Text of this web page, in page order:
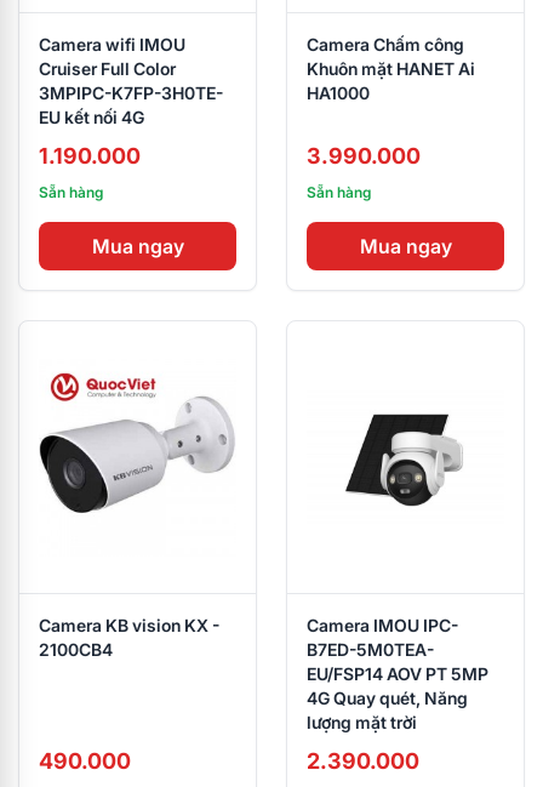
Camera wifi IMOU
Cruiser Full Color
3MPIPC-K7FP-3H0TE-
EU kết nối 4G
1.190.000
Sẵn hàng
Mua ngay
Camera Chấm công
Khuôn mặt HANET Ai
HA1000
3.990.000
Sẵn hàng
Mua ngay
Camera KB vision KX -
2100CB4
490.000
Camera IMOU IPC-
B7ED-5M0TEA-
EU/FSP14 AOV PT 5MP
4G Quay quét, Năng
lượng mặt trời
2.390.000